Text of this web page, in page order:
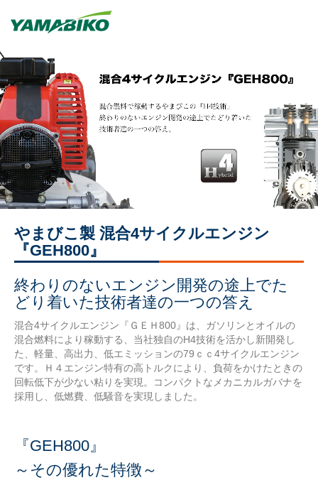
やまびこ製 混合4サイクルエンジン
『GEH800』
終わりのないエンジン開発の途上でた
どり着いた技術者達の一つの答え
混合4サイクルエンジン『ＧＥＨ800』は、ガソリンとオイルの
混合燃料により稼動する、当社独自のH4技術を活かし新開発し
た、軽量、高出力、低エミッションの79ｃｃ4サイクルエンジン
です。Ｈ４エンジン特有の高トルクにより、負荷をかけたときの
回転低下が少ない粘りを実現。コンパクトなメカニカルガバナを
採用し、低燃費、低騒音を実現しました。
『GEH800』
～その優れた特徴～